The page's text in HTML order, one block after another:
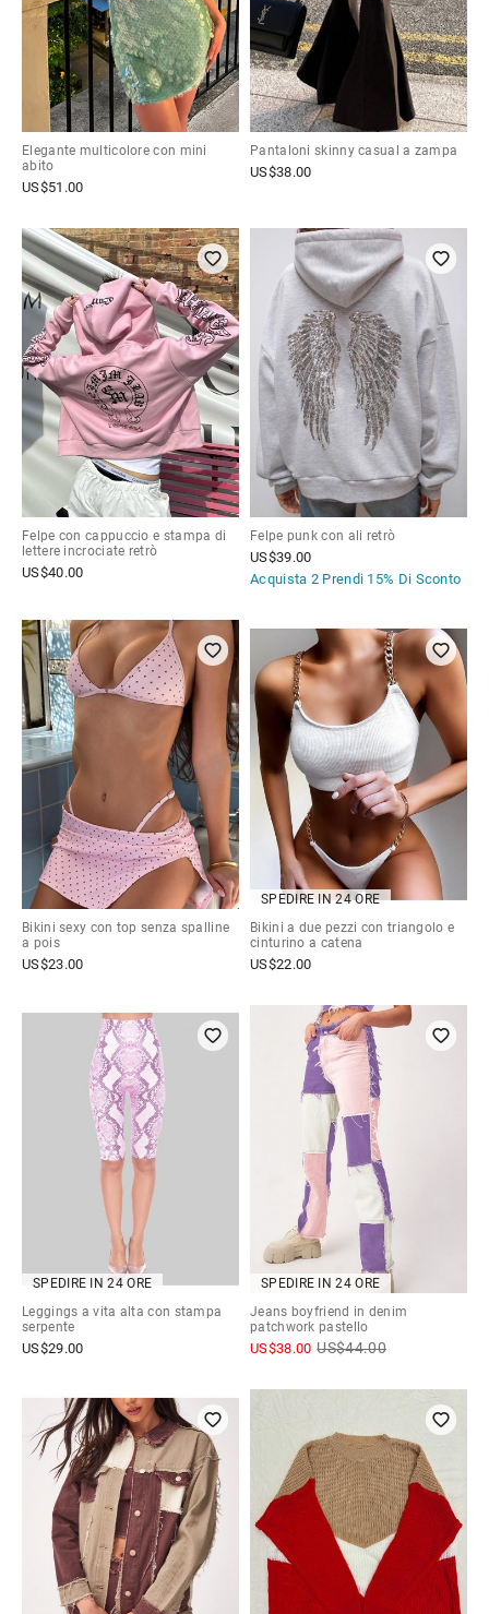
Elegante multicolore con mini
abito
US$51.00
Pantaloni skinny casual a zampa
US$38.00
Felpe con cappuccio e stampa di
lettere incrociate retrò
US$40.00
Felpe punk con ali retrò
US$39.00
Acquista 2 Prendi 15% Di Sconto
Bikini sexy con top senza spalline
a pois
US$23.00
SPEDIRE IN 24 ORE
Bikini a due pezzi con triangolo e
cinturino a catena
US$22.00
SPEDIRE IN 24 ORE
Leggings a vita alta con stampa
serpente
US$29.00
SPEDIRE IN 24 ORE
Jeans boyfriend in denim
patchwork pastello
US$38.00 US$44.00